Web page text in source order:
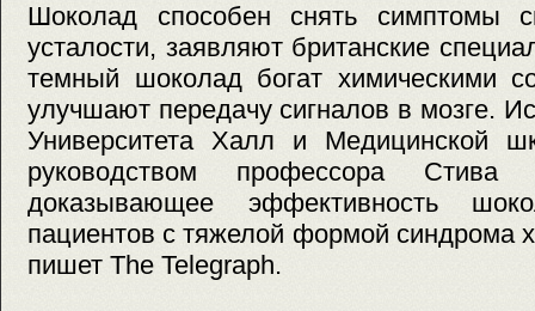
Шоколад способен снять симптомы
усталости, заявляют британские
темный шоколад богат химическими
улучшают передачу сигналов в мозге.
Университета Халл и Медицинской
руководством профессора
доказывающее эффективность
пациентов с тяжелой формой синдрома
пишет The Telegraph.